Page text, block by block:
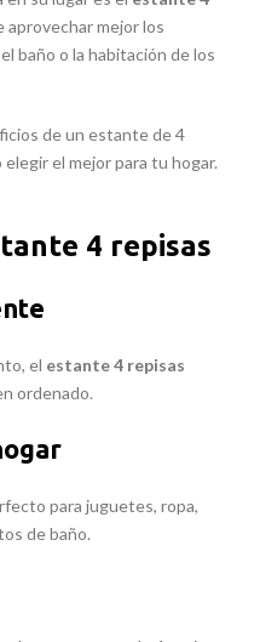
aprovechar mejor los
baño o la habitación de los
de un estante de 4
el mejor para tu hogar.
4 repisas
el estante 4 repisas
ordenado.
para juguetes, ropa,
de baño.